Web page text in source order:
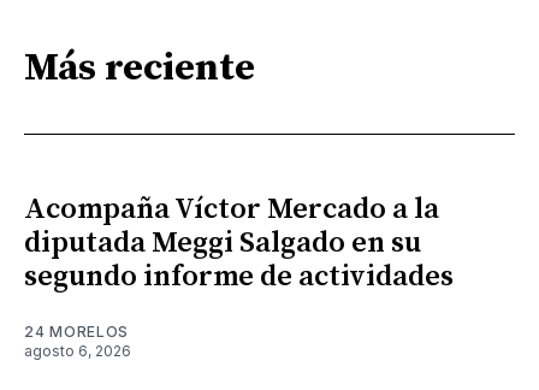
Más reciente
Acompaña Víctor Mercado a la
diputada Meggi Salgado en su
segundo informe de actividades
24 MORELOS
agosto 6, 2026